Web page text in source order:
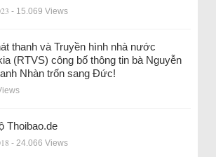
- 15.069 Views
thanh và Truyền hình nhà nước
(RTVS) công bố thông tin bà Nguyễn
Nhàn trốn sang Đức!
Thoibao.de
- 24.066 Views